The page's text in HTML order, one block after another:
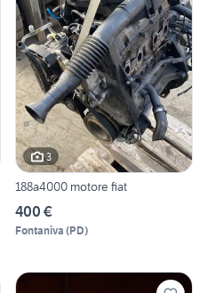
3
188a4000 motore fiat
400 €
Fontaniva (PD)